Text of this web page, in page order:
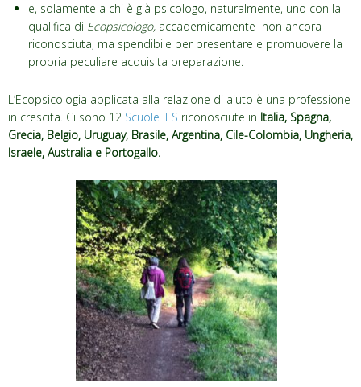
e, solamente a chi è già psicologo, naturalmente, uno con la
qualifica di Ecopsicologo, accademicamente non ancora
riconosciuta, ma spendibile per presentare e promuovere la
propria peculiare acquisita preparazione.
L’Ecopsicologia applicata alla relazione di aiuto è una professione
in crescita. Ci sono 12 Scuole IES riconosciute in Italia, Spagna,
Grecia, Belgio, Uruguay, Brasile, Argentina, Cile-Colombia, Ungheria,
Israele, Australia e Portogallo.